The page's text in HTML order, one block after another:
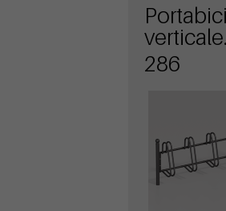
Portabici
verticale
Liberty
286